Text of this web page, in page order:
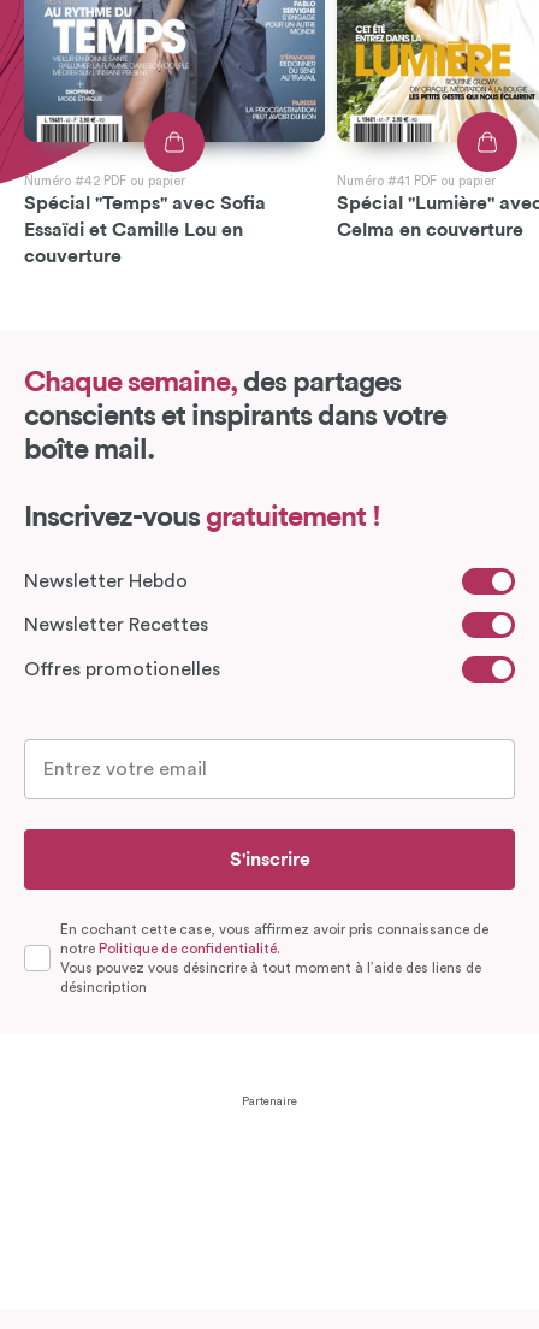
Numéro #42 PDF ou papier
Spécial "Temps" avec Sofia
Essaïdi et Camille Lou en
couverture
Numéro #41 PDF ou papier
Spécial "Lumière"
Celma en couverture
Chaque semaine, des partages
conscients et inspirants dans votre
boîte mail.
Inscrivez-vous gratuitement !
Newsletter Hebdo
Newsletter Recettes
Offres promotionelles
S'inscrire
En cochant cette case, vous affirmez avoir pris connaissance de
notre Politique de confidentialité.
Vous pouvez vous désincrire à tout moment à l’aide des liens de
désincription
Partenaire